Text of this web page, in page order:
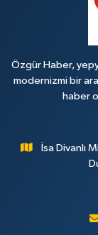
Özgür Haber,
modernizmi bir
haber
İsa Divanlı